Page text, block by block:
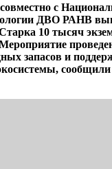
с
ДВО РАНВ
10 тысяч
запасов и
сообщили